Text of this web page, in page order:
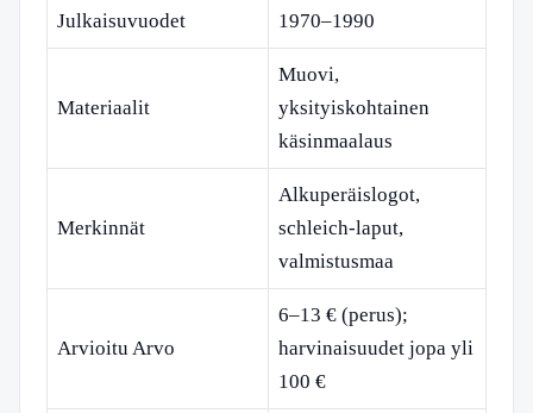
Julkaisuvuodet 1970–1990
Materiaalit
Muovi,
yksityiskohtainen
käsinmaalaus
Merkinnät
Alkuperäislogot,
schleich-laput,
valmistusmaa
Arvioitu Arvo
6–13 € (perus);
harvinaisuudet jopa yli
100 €